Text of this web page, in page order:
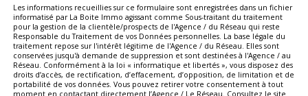
Les informations recueillies sur ce formulaire sont enregistrées dans un fichier
informatisé par La Boite Immo agissant comme Sous-traitant du traitement
pour la gestion de la clientèle/prospects de l'Agence / du Réseau qui reste
Responsable du Traitement de vos Données personnelles. La base légale du
traitement repose sur l'intérêt légitime de l'Agence / du Réseau. Elles sont
conservées jusqu'à demande de suppression et sont destinées à l'Agence / au
Réseau. Conformément à la loi « informatique et libertés », vous disposez des
droits d’accès, de rectification, d’effacement, d’opposition, de limitation et de
portabilité de vos données. Vous pouvez retirer votre consentement à tout
moment en contactant directement l’Agence / Le Réseau. Consultez le site